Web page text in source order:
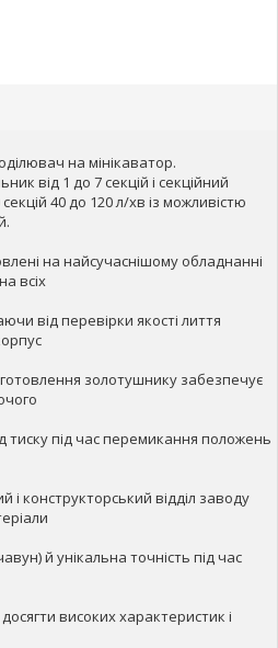
на мінікаватор.
від 1 до 7 секцій і секційний
40 до 120 л/хв із можливістю
на найсучаснішому обладнанні
всіх
від перевірки якості лиття
золотушнику забезпечує
тиску під час перемикання положень
і конструкторський відділ заводу
й унікальна точність під час
високих характеристик і